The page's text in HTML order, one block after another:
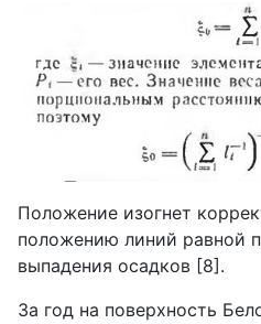
Положение изогнет
положению линий равной
выпадения осадков [8].
За год на поверхность